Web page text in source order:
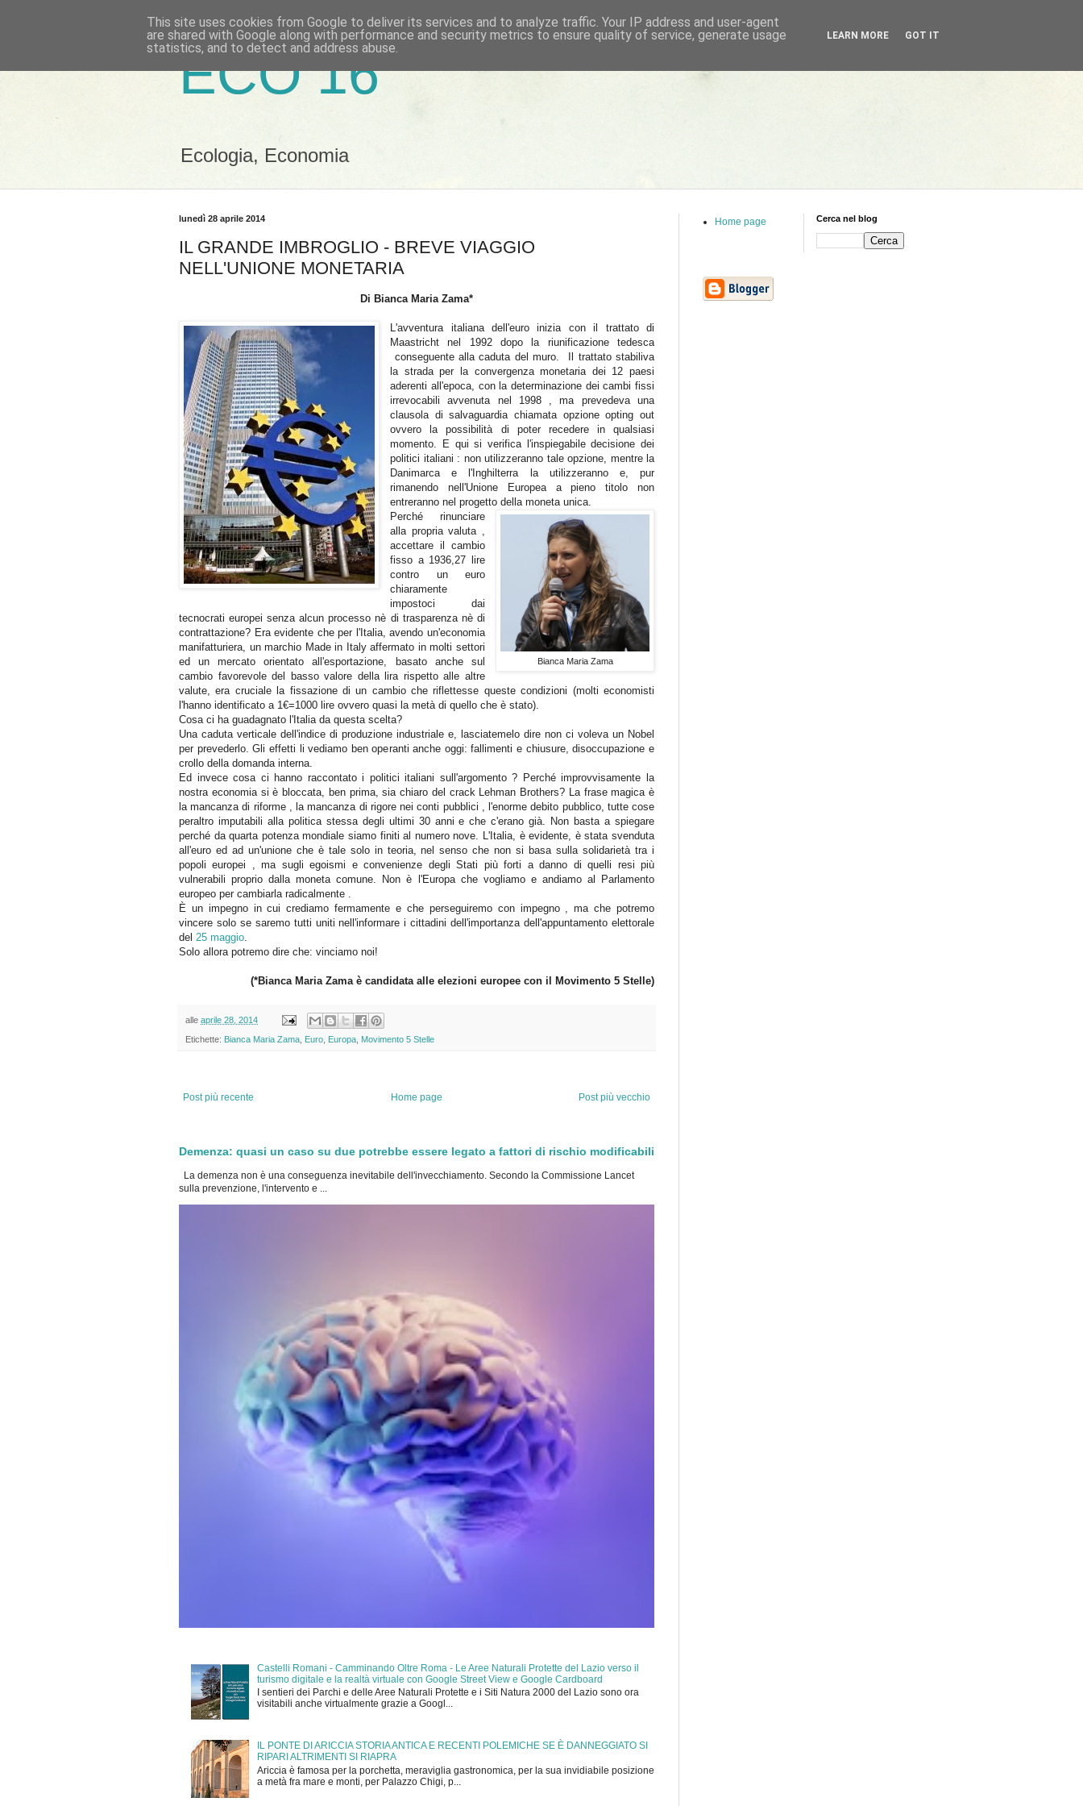
ECO 16
Ecologia, Economia
lunedì 28 aprile 2014
IL GRANDE IMBROGLIO - BREVE VIAGGIO
NELL'UNIONE MONETARIA
Di Bianca Maria Zama*
L'avventura italiana dell'euro inizia con il trattato di
Maastricht nel 1992 dopo la riunificazione tedesca
conseguente alla caduta del muro. Il trattato stabiliva
la strada per la convergenza monetaria dei 12 paesi
aderenti all'epoca, con la determinazione dei cambi fissi
irrevocabili avvenuta nel 1998 , ma prevedeva una
clausola di salvaguardia chiamata opzione opting out
ovvero la possibilità di poter recedere in qualsiasi
momento. E qui si verifica l'inspiegabile decisione dei
politici italiani : non utilizzeranno tale opzione, mentre la
Danimarca e l'Inghilterra la utilizzeranno e, pur
rimanendo nell'Unione Europea a pieno titolo non
entreranno nel progetto della moneta unica.
Bianca Maria Zama
Perché rinunciare
alla propria valuta ,
accettare il cambio
fisso a 1936,27 lire
contro un euro
chiaramente
impostoci dai
tecnocrati europei senza alcun processo nè di trasparenza nè di
contrattazione? Era evidente che per l'Italia, avendo un'economia
manifatturiera, un marchio Made in Italy affermato in molti settori
ed un mercato orientato all'esportazione, basato anche sul
cambio favorevole del basso valore della lira rispetto alle altre
valute, era cruciale la fissazione di un cambio che riflettesse queste condizioni (molti economisti
l'hanno identificato a 1€=1000 lire ovvero quasi la metà di quello che è stato).
Cosa ci ha guadagnato l'Italia da questa scelta?
Una caduta verticale dell'indice di produzione industriale e, lasciatemelo dire non ci voleva un Nobel
per prevederlo. Gli effetti li vediamo ben operanti anche oggi: fallimenti e chiusure, disoccupazione e
crollo della domanda interna.
Ed invece cosa ci hanno raccontato i politici italiani sull'argomento ? Perché improvvisamente la
nostra economia si è bloccata, ben prima, sia chiaro del crack Lehman Brothers? La frase magica è
la mancanza di riforme , la mancanza di rigore nei conti pubblici , l'enorme debito pubblico, tutte cose
peraltro imputabili alla politica stessa degli ultimi 30 anni e che c'erano già. Non basta a spiegare
perché da quarta potenza mondiale siamo finiti al numero nove. L'Italia, è evidente, è stata svenduta
all'euro ed ad un'unione che è tale solo in teoria, nel senso che non si basa sulla solidarietà tra i
popoli europei , ma sugli egoismi e convenienze degli Stati più forti a danno di quelli resi più
vulnerabili proprio dalla moneta comune. Non è l'Europa che vogliamo e andiamo al Parlamento
europeo per cambiarla radicalmente .
È un impegno in cui crediamo fermamente e che perseguiremo con impegno , ma che potremo
vincere solo se saremo tutti uniti nell'informare i cittadini dell'importanza dell'appuntamento elettorale
del 25 maggio
Solo allora potremo dire che: vinciamo noi!
(*Bianca Maria Zama è candidata alle elezioni europee con il Movimento 5 Stelle)
alle aprile 28, 2014
Etichette: Bianca Maria Zama Euro Europa Movimento 5 Stelle
Post più recente Post più vecchio
Home page
Demenza: quasi un caso su due potrebbe essere legato a fattori di rischio modificabili
La demenza non è una conseguenza inevitabile dell'invecchiamento. Secondo la Commissione Lancet
sulla prevenzione, l'intervento e ...
Castelli Romani - Camminando Oltre Roma - Le Aree Naturali Protette del Lazio verso il
turismo digitale e la realtà virtuale con Google Street View e Google Cardboard
I sentieri dei Parchi e delle Aree Naturali Protette e i Siti Natura 2000 del Lazio sono ora
visitabili anche virtualmente grazie a Googl...
IL PONTE DI ARICCIA STORIA ANTICA E RECENTI POLEMICHE SE È DANNEGGIATO SI
RIPARI ALTRIMENTI SI RIAPRA
Ariccia è famosa per la porchetta, meraviglia gastronomica, per la sua invidiabile posizione
a metà fra mare e monti, per Palazzo Chigi, p...
Home page Cerca nel blog
This site uses cookies from Google to deliver its services and to analyze traffic. Your IP address and user-agent
are shared with Google along with performance and security metrics to ensure quality of service, generate usage
statistics, and to detect and address abuse.
LEARN MORE GOT IT